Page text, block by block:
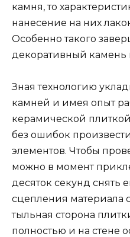
камня, то
нанесение на них
Особенно такого
декоративный камень
Зная технологию
камней и имея опыт
керамической
без ошибок
элементов. Чтобы
можно в момент
десяток секунд снять
сцепления материала
тыльная сторона
полностью и на стене